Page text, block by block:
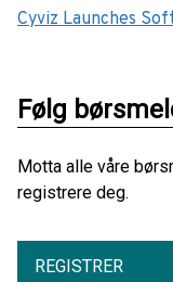
Cyviz Launches
Følg
Motta alle våre
registrere deg.
REGISTRER